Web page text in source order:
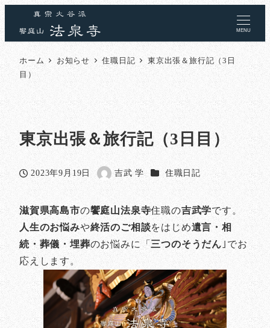
MENU
ホーム お知らせ 住職日記
東京出張＆旅行記（3日
目）
東京出張＆旅行記（3日目）
投稿日
2023年9月19日
著
者
吉武 学 カテゴリー
住職日記
滋賀県高島市の饗庭山法泉寺住職の吉武学です。
人生のお悩みや終活のご相談をはじめ遺言・相
続・葬儀・埋葬のお悩みに「 三つのそうだん ｣でお
応えします。